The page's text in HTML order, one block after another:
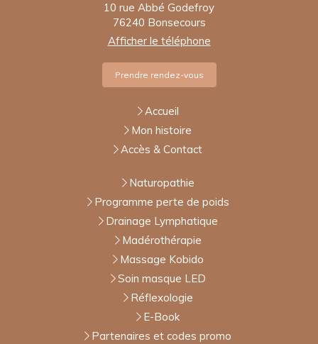
10 rue Abbé Godefroy
76240 Bonsecours
Afficher le téléphone
Prendre rendez-vous
Accueil
Mon histoire
Accès & Contact
Naturopathie
Programme perte de poids
Drainage Lymphatique
Madérothérapie
Massage Kobido
Soin masque LED
Réflexologie
E-Book
Partenaires et codes promo